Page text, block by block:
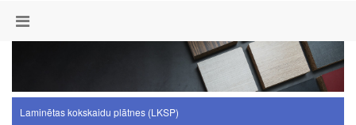
Laminētas kokskaidu plātnes (LKSP)